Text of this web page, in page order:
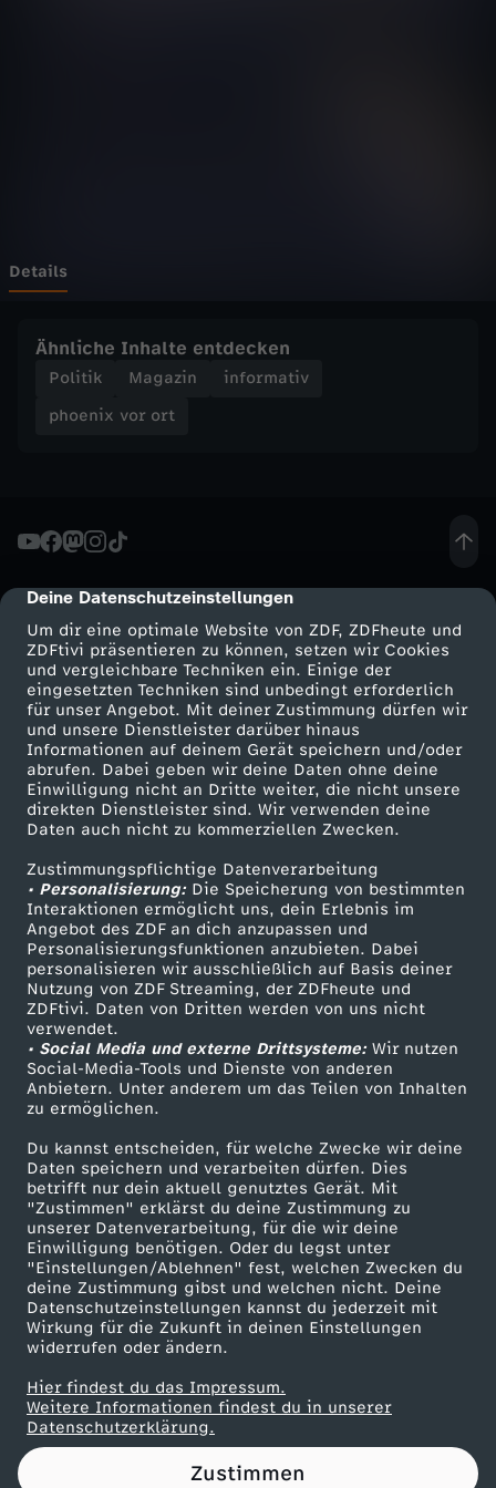
cmp-dialog-description
Deine Datenschutzeinstellungen
Um dir eine optimale Website von ZDF, ZDFheute und
ZDFtivi präsentieren zu können, setzen wir Cookies
und vergleichbare Techniken ein. Einige der
eingesetzten Techniken sind unbedingt erforderlich
für unser Angebot. Mit deiner Zustimmung dürfen wir
und unsere Dienstleister darüber hinaus
Informationen auf deinem Gerät speichern und/oder
abrufen. Dabei geben wir deine Daten ohne deine
Einwilligung nicht an Dritte weiter, die nicht unsere
direkten Dienstleister sind. Wir verwenden deine
Daten auch nicht zu kommerziellen Zwecken.
Zustimmungspflichtige Datenverarbeitung
• Personalisierung:Die Speicherung von bestimmten
Interaktionen ermöglicht uns, dein Erlebnis im
Angebot des ZDF an dich anzupassen und
Personalisierungsfunktionen anzubieten. Dabei
personalisieren wir ausschließlich auf Basis deiner
Nutzung von ZDF Streaming, der ZDFheute und
ZDFtivi. Daten von Dritten werden von uns nicht
verwendet.
• Social Media und externe Drittsysteme:Wir nutzen
Social-Media-Tools und Dienste von anderen
Anbietern. Unter anderem um das Teilen von Inhalten
zu ermöglichen.
Du kannst entscheiden, für welche Zwecke wir deine
Daten speichern und verarbeiten dürfen. Dies
betrifft nur dein aktuell genutztes Gerät. Mit
"Zustimmen" erklärst du deine Zustimmung zu
unserer Datenverarbeitung, für die wir deine
Einwilligung benötigen. Oder du legst unter
"Einstellungen/Ablehnen" fest, welchen Zwecken du
deine Zustimmung gibst und welchen nicht. Deine
Datenschutzeinstellungen kannst du jederzeit mit
Wirkung für die Zukunft in deinen Einstellungen
widerrufen oder ändern.
Hier findest du das Impressum.
Weitere Informationen findest du in unserer
Datenschutzerklärung.
Zustimmen
t
E
D
e
b
a
t
t
e
z
u
m
P
r
o
g
r
a
m
m
Details
Ähnliche Inhalte entdecken
Politik Magazin
informativ
phoenix vor ort
Mehr ZDF
ZDF-Apps
Smart TV
ZDFtext
Livestreams
Sendungen A-Z
TV-Programm
Service
ZDFmitreden
Kontakt zum ZDF
Tickets
Zuschauerservice
Hilfe
ZDF Unternehmen
Karriere
ZDF goes Schule
Werbefernsehen
Mainzelmännchen
Partner